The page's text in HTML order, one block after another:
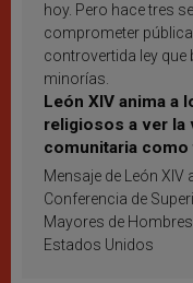
hoy. Pero hace tres
comprometer
controvertida ley que
minorías.
León XIV anima a
religiosos a ver la
comunitaria como
inspiración y
Mensaje de León XIV
Conferencia de
Mayores de
Estados Unidos